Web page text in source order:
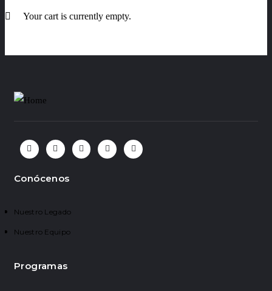
Your cart is currently empty.
Conócenos
Nuestro Legado
Nuestro Equipo
Programas